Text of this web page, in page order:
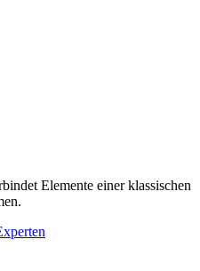
Elemente einer klassischen